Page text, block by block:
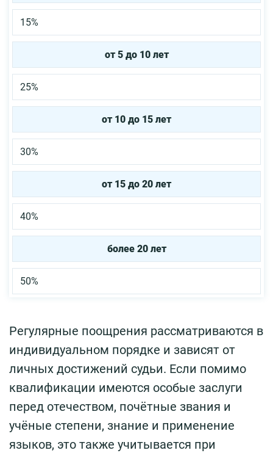
15%
от 5 до 10 лет
25%
от 10 до 15 лет
30%
от 15 до 20 лет
40%
более 20 лет
50%
Регулярные поощрения рассматриваются в
индивидуальном порядке и зависят от
личных достижений судьи. Если помимо
квалификации имеются особые заслуги
перед отечеством, почётные звания и
учёные степени, знание и применение
языков, это также учитывается при